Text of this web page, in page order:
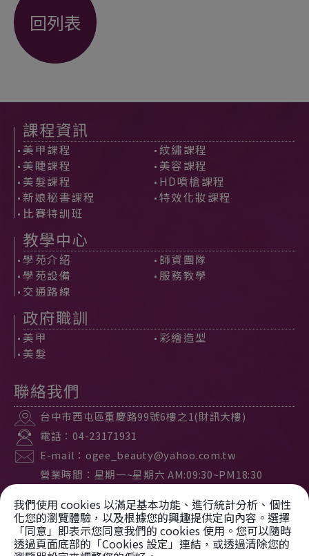
回列表
課程資訊
美甲課程
紋繡課程
美睫課程
美容課程
美髮課程
HD噴槍課程
新娘秘書課程
特效化妝課程
比賽特訓班
教學中心
學苑介紹
師資團隊
學苑設備
服務教學
交通路線
政府職訓
美甲
彩繪造型
美髮
聯絡我們
台中市西屯區重慶路99號6樓之1(財訊大樓)
電話：04-23171931
E-mail： ogee_beauty@yahoo.com.tw
營業時間：星期一~星期六 AM:09:30~PM18:30
Copyright © 2023
我們使用 cookies 以滿足基本功能、進行統計分析、個性
化您的瀏覽體驗，以及根據您的興趣提供定向內容。選擇
「同意」即表示您同意我們的 cookies 使用。您可以隨時
透過頁面底部的「Cookies 設定」連結，或透過清除您的